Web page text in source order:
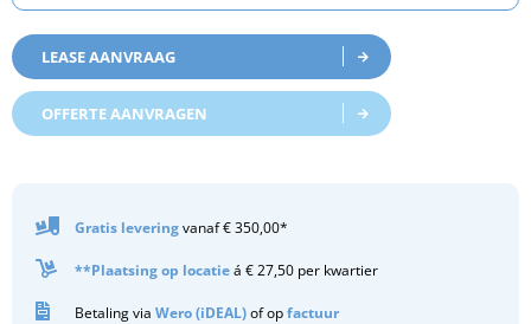
LEASE AANVRAAG
OFFERTE AANVRAGEN
Gratis leveringvanaf € 350,00*
**Plaatsing op locatieá € 27,50 per kwartier
Betaling via Wero (iDEAL)of opfactuur